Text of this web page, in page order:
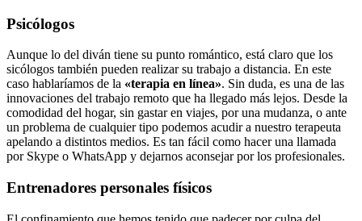
Psicólogos
Aunque lo del diván tiene su punto romántico, está claro que los
sicólogos también pueden realizar su trabajo a distancia. En este
caso hablaríamos de la «terapia en línea». Sin duda, es una de las
innovaciones del trabajo remoto que ha llegado más lejos. Desde la
comodidad del hogar, sin gastar en viajes, por una mudanza, o ante
un problema de cualquier tipo podemos acudir a nuestro terapeuta
apelando a distintos medios. Es tan fácil como hacer una llamada
por Skype o WhatsApp y dejarnos aconsejar por los profesionales.
Entrenadores personales físicos